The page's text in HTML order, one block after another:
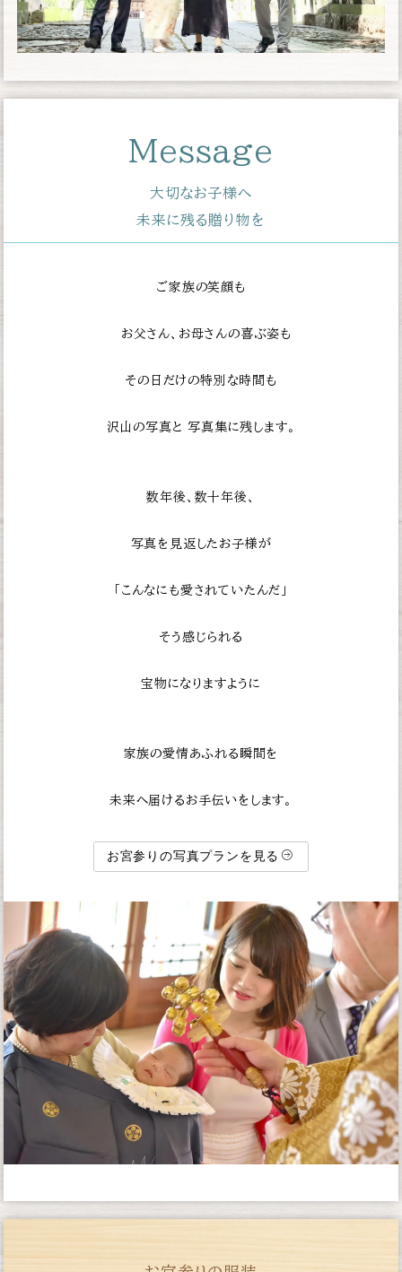
Message
大切なお子様へ
未来に残る贈り物を
ご家族の笑顔も
お父さん、お母さんの喜ぶ姿も
その日だけの特別な時間も
沢山の写真と 写真集に残します。
数年後、数十年後、
写真を見返したお子様が
「こんなにも愛されていたんだ」
そう感じられる
宝物になりますように
家族の愛情あふれる瞬間を
未来へ届けるお手伝いをします。
お宮参りの写真プランを見る